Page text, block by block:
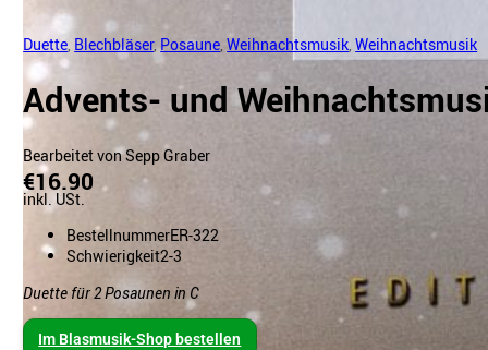
Duette Blechbläser, Posaune ,Weihnachtsmusik ,Weihnachtsmusik
Advents- und
Bearbeitet von Sepp Graber
€16.90
inkl. USt.
BestellnummerER-322
Schwierigkeit2-3
Duette für 2 Posaunen in C
Im Blasmusik-Shop bestellen